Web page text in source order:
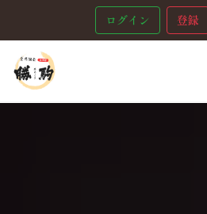
ログイン 登録